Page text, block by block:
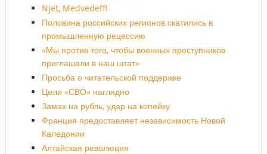
Njet, Medvedeff!
Половина российских регионов скатились в
промышленную рецессию
«Мы против того, чтобы военных преступников
приглашали в наш штат»
Просьба о читательской поддержке
Цели «СВО» наглядно
Замах на рубль, удар на копейку
Франция предоставляет независимость Новой
Каледонии
Алтайская революция